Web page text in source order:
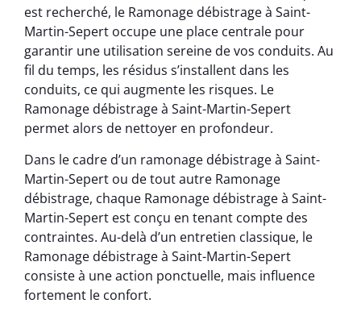
est recherché, le Ramonage débistrage à Saint-
Martin-Sepert occupe une place centrale pour
garantir une utilisation sereine de vos conduits. Au
fil du temps, les résidus s’installent dans les
conduits, ce qui augmente les risques. Le
Ramonage débistrage à Saint-Martin-Sepert
permet alors de nettoyer en profondeur.
Dans le cadre d’un ramonage débistrage à Saint-
Martin-Sepert ou de tout autre Ramonage
débistrage, chaque Ramonage débistrage à Saint-
Martin-Sepert est conçu en tenant compte des
contraintes. Au-delà d’un entretien classique, le
Ramonage débistrage à Saint-Martin-Sepert
consiste à une action ponctuelle, mais influence
fortement le confort.